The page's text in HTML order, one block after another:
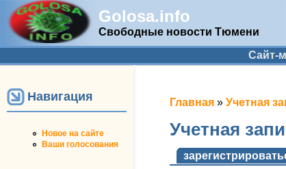
Golosa.info
Свободные новости Тюмени
Дополнительное меню Сайт-
Навигация
Новое на сайте
Ваши голосования
Вы здесь
Главная » Учетная
Учетная
Главные